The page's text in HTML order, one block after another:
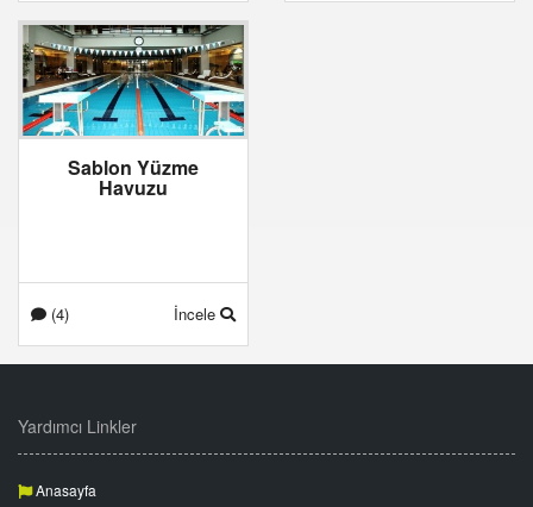
Sablon Yüzme
Havuzu
(4) İncele
Yardımcı Linkler
Anasayfa